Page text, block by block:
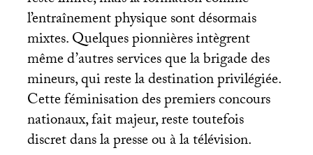
l’entraînement physique sont désormais
mixtes. Quelques pionnières intègrent
même d’autres services que la brigade des
mineurs, qui reste la destination privilégiée.
Cette féminisation des premiers concours
nationaux, fait majeur, reste toutefois
discret dans la presse ou à la télévision.